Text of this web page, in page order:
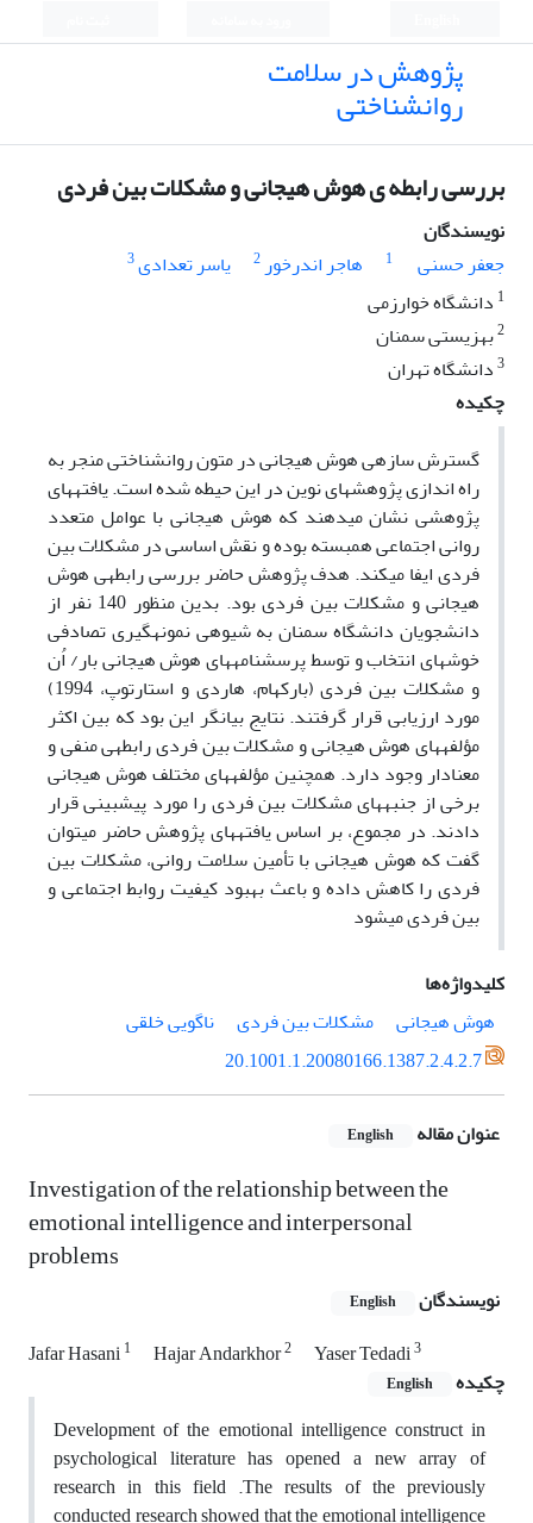
پژوهش در سلامت
روانشناختی
بررسی رابطه ی هوش هیجانی و مشکلات بین فردی
نویسندگان
جعفر حسنی
1 هاجر اندرخور2 یاسر تعدادی3
1 دانشگاه خوارزمی
2بهزیستی سمنان
3دانشگاه تهران
چکیده
گسترش سازه­ی هوش هیجانی در متون روان­شناختی منجر به
راه اندازی پژوهش­های نوین در این حیطه شده است. یافته­های
پژوهشی نشان می­دهند که هوش هیجانی با عوامل متعدد
روانی اجتماعی همبسته بوده و نقش اساسی در مشکلات بین
فردی ایفا می­کند. هدف پژوهش حاضر بررسی رابطه­ی هوش
هیجانی و مشکلات بین فردی بود. بدین منظور 140 نفر از
دانشجویان دانشگاه سمنان به شیوه­ی نمونه­گیری تصادفی
خوشه­ای انتخاب و توسط پرسشنامه­های هوش هیجانی بار/ اُن
و مشکلات بین فردی (بارکهام، هاردی و استارتوپ، 1994)
مورد ارزیابی قرار گرفتند. نتایج بیانگر این بود که بین اکثر
مؤلفه­های هوش هیجانی و مشکلات بین فردی رابطه­ی منفی و
معنادار وجود دارد. همچنین مؤلفه­های مختلف هوش هیجانی
برخی از جنبه­های مشکلات بین فردی را مورد پیش­بینی قرار
دادند. در مجموع، بر اساس یافته­های پژوهش حاضر می­توان
گفت که هوش هیجانی با تأمین سلامت روانی، مشکلات بین
فردی را کاهش داده و باعث بهبود کیفیت روابط اجتماعی و
بین فردی می­شود
کلیدواژه‌ها
هوش هیجانی
مشکلات بین فردی
ناگویی خلقی
20.1001.1.20080166.1387.2.4.2.7
عنوان مقاله English
Investigation of the relationship between the
emotional intelligence and interpersonal
problems
نویسندگان English
Jafar Hasani1 Hajar Andarkhor2 Yaser Tedadi3
چکیده English
Development of the emotional intelligence construct in
psychological literature has opened a new array of
research in this field .The results of the previously
conducted research showed that the emotional intelligence